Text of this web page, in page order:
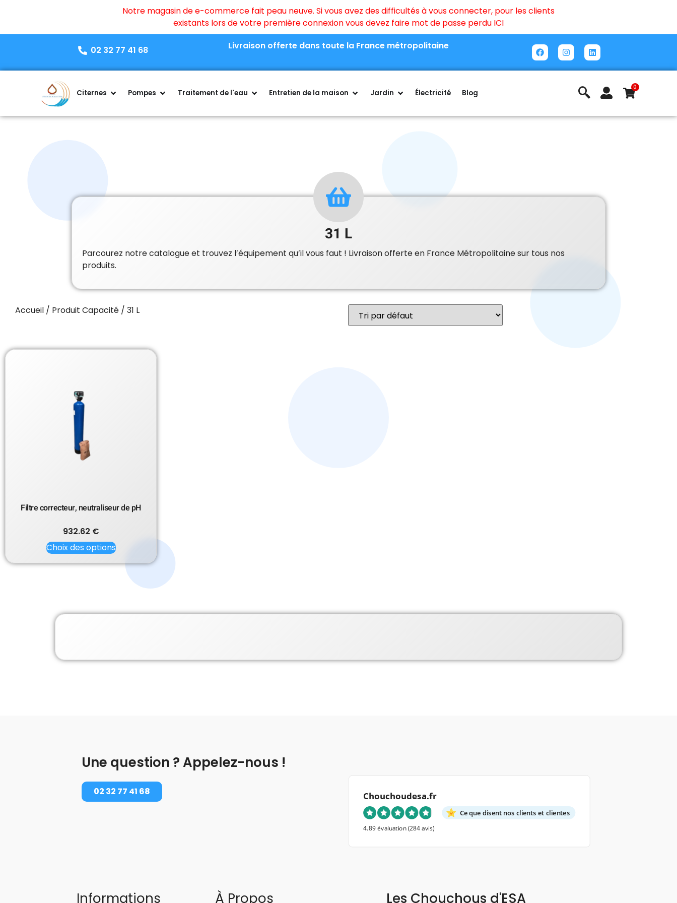
Notre magasin de e-commerce fait peau neuve. Si vous avez des difficultés à vous connecter, pour les clients
existants lors de votre première connexion vous devez faire mot de passe perdu ICI
02 32 77 41 68 Livraison offerte dans toute la France métropolitaine
Citernes Pompes Traitement de l'eau Entretien de la maison Jardin Électricité Blog
0
31 L
Parcourez notre catalogue et trouvez l’équipement qu’il vous faut ! Livraison offerte en France Métropolitaine sur tous nos
produits.
Accueil / Produit Capacité / 31 L
Filtre correcteur, neutraliseur de pH
932.62 €
Choix des options
Une question ? Appelez-nous !
02 32 77 41 68 Chouchoudesa.fr
Ce que disent nos clients et clientes
4.89 évaluation(284 avis)
Informations À Propos Les Chouchous d'ESA